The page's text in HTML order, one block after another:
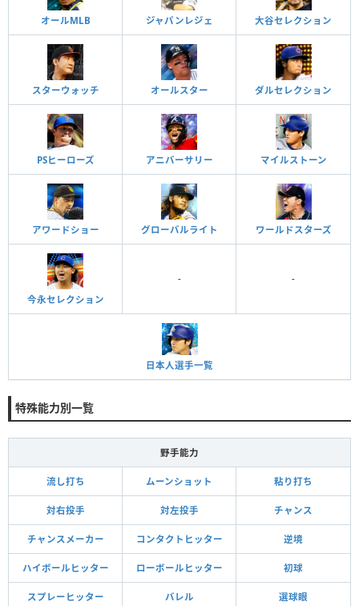
オールMLB ジャパンレジェ 大谷セレクション
スターウォッチ オールスター ダルセレクション
PSヒーローズ アニバーサリー マイルストーン
アワードショー グローバルライト ワールドスターズ
今永セレクション
- -
日本人選手一覧
特殊能力別一覧
野手能力
流し打ち ムーンショット 粘り打ち
対右投手 対左投手 チャンス
チャンスメーカー コンタクトヒッター 逆境
ハイボールヒッター ローボールヒッター 初球
スプレーヒッター バレル 選球眼